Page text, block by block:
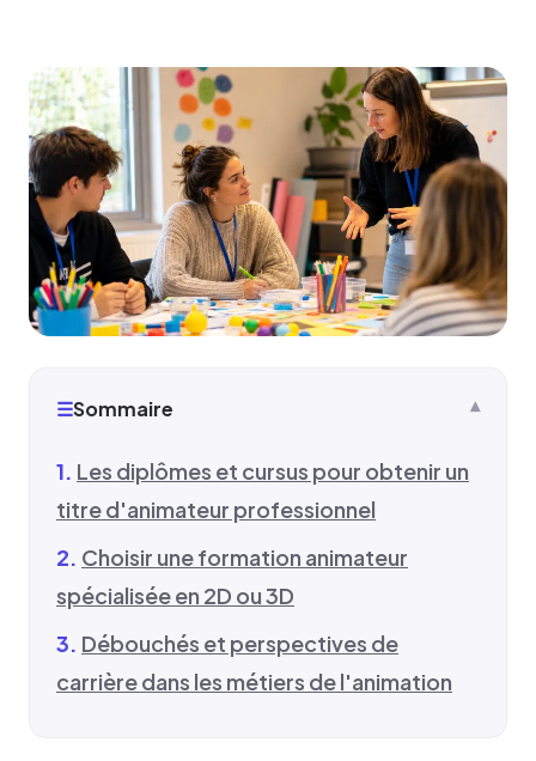
☰Sommaire
Les diplômes et cursus pour obtenir un
titre d'animateur professionnel
Choisir une formation animateur
spécialisée en 2D ou 3D
Débouchés et perspectives de
carrière dans les métiers de l'animation